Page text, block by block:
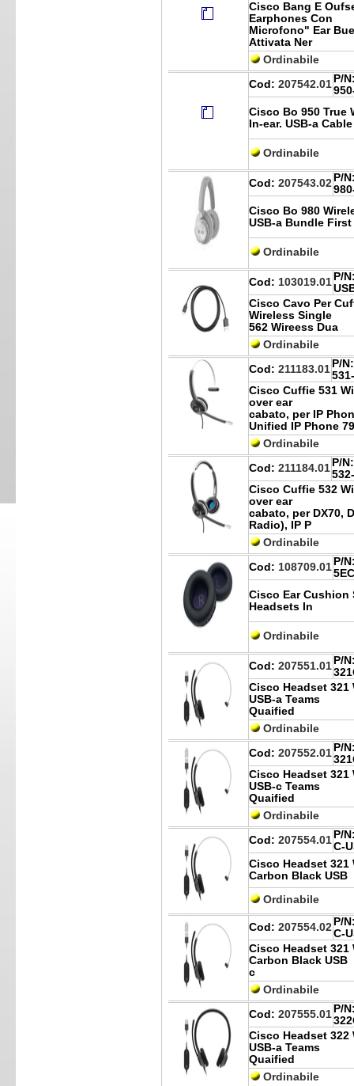
Cisco Bang E
Earphones Con
Microfono" Ear
Attivata Ner
Ordinabile
Cod: 207542.01 P/
Cisco Bo 950 True
In-ear. USB-a
Ordinabile
Cod: 207543.02 P/
Cisco Bo 980
USB-a Bundle
Ordinabile
Cod: 103019.01 P/
Cisco Cavo Per
Wireless Single
562 Wireess Dua
Ordinabile
Cod: 211183.01 P/N:
Cisco Cuffie 531
over ear
cabato, per IP
Unified IP Phone 79
Ordinabile
Cod: 211184.01 P/N:
Cisco Cuffie 532
over ear
cabato, per DX70,
Radio), IP P
Ordinabile
Cod: 108709.01 P/
Cisco Ear Cushion
Headsets In
Ordinabile
Cod: 207551.01 P/
Cisco Headset 321
USB-a Teams
Quaified
Ordinabile
Cod: 207552.01 P/
Cisco Headset 321
USB-c Teams
Quaified
Ordinabile
Cod: 207554.01 P/
C-
Cisco Headset 321
Carbon Black USB
Ordinabile
Cod: 207554.02 P/
C-
Cisco Headset 321
Carbon Black USB
c
Ordinabile
Cod: 207555.01 P/
Cisco Headset 322
USB-a Teams
Quaified
Ordinabile